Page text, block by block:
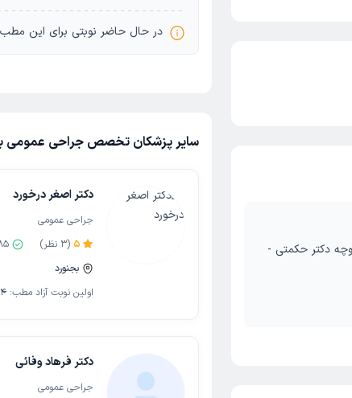
در حال حاضر نوبتی برای این
سایر پزشکان تخصص جراحی عمومی با
دکتر اصغر درخورد
جراحی عمومی
5
(
3 نظر)
بجنورد
اولین نوبت آزاد مطب: 24
دکتر فرهاد وفائی
جراحی عمومی
دکتر حکمتی -